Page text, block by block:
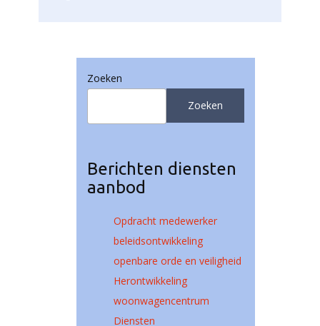
Zoeken
Zoeken
Berichten diensten
aanbod
Opdracht medewerker
beleidsontwikkeling
openbare orde en veiligheid
Herontwikkeling
woonwagencentrum
Diensten